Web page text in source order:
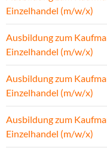
Einzelhandel (m/w/x)
Ausbildung zum
Einzelhandel (m/w/x)
Ausbildung zum
Einzelhandel (m/w/x)
Ausbildung zum
Einzelhandel (m/w/x)